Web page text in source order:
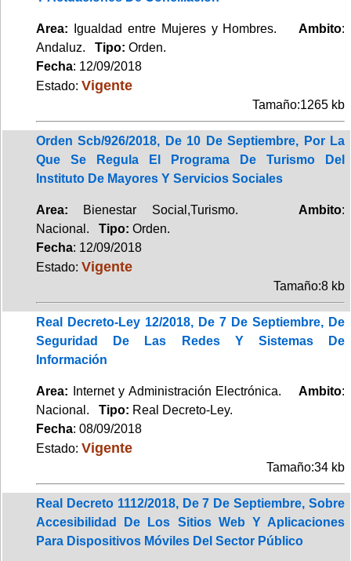
Area: Igualdad entre Mujeres y Hombres. Ambito:
Andaluz. Tipo: Orden.
Fecha: 12/09/2018
Estado: Vigente
Tamaño:1265 kb
Orden Scb/926/2018, De 10 De Septiembre, Por La
Que Se Regula El Programa De Turismo Del
Instituto De Mayores Y Servicios Sociales
Area: Bienestar Social,Turismo. Ambito:
Nacional. Tipo: Orden.
Fecha: 12/09/2018
Estado: Vigente
Tamaño:8 kb
Real Decreto-Ley 12/2018, De 7 De Septiembre, De
Seguridad De Las Redes Y Sistemas De
Información
Area: Internet y Administración Electrónica. Ambito:
Nacional. Tipo: Real Decreto-Ley.
Fecha: 08/09/2018
Estado: Vigente
Tamaño:34 kb
Real Decreto 1112/2018, De 7 De Septiembre, Sobre
Accesibilidad De Los Sitios Web Y Aplicaciones
Para Dispositivos Móviles Del Sector Público